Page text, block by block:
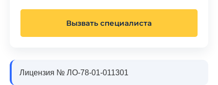
Вызвать специалиста
Лицензия № ЛО-78-01-011301